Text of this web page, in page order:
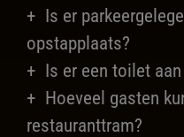
Is er
opstapplaats?
Is er een toilet
Hoeveel gasten
restauranttram?